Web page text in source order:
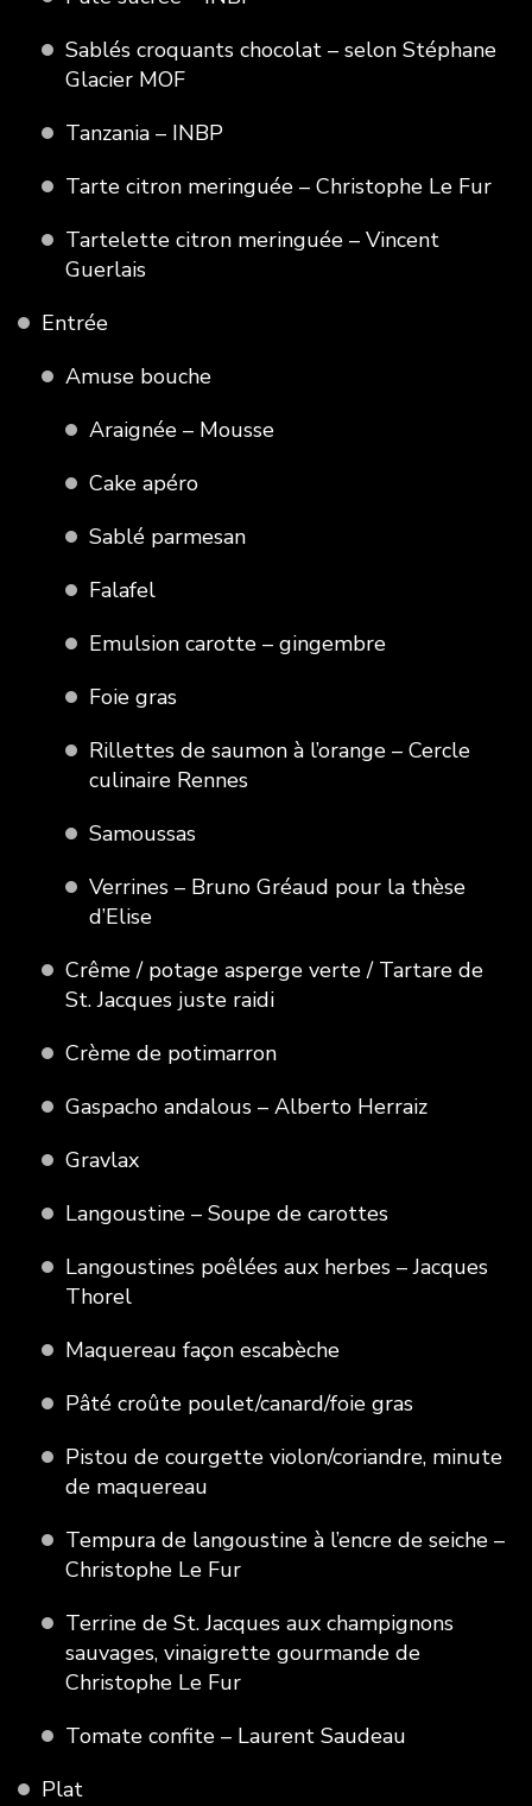
Sablés croquants chocolat – selon Stéphane
Glacier MOF
Tanzania – INBP
Tarte citron meringuée – Christophe Le Fur
Tartelette citron meringuée – Vincent
Guerlais
Entrée
Amuse bouche
Araignée – Mousse
Cake apéro
Sablé parmesan
Falafel
Emulsion carotte – gingembre
Foie gras
Rillettes de saumon à l’orange – Cercle
culinaire Rennes
Samoussas
Verrines – Bruno Gréaud pour la thèse
d’Elise
Crême / potage asperge verte / Tartare de
St. Jacques juste raidi
Crème de potimarron
Gaspacho andalous – Alberto Herraiz
Gravlax
Langoustine – Soupe de carottes
Langoustines poêlées aux herbes – Jacques
Thorel
Maquereau façon escabèche
Pâté croûte poulet/canard/foie gras
Pistou de courgette violon/coriandre, minute
de maquereau
Tempura de langoustine à l’encre de seiche –
Christophe Le Fur
Terrine de St. Jacques aux champignons
sauvages, vinaigrette gourmande de
Christophe Le Fur
Tomate confite – Laurent Saudeau
Plat